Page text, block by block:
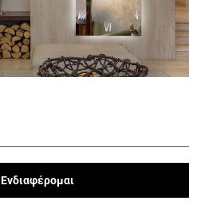
Ενδιαφέρομαι